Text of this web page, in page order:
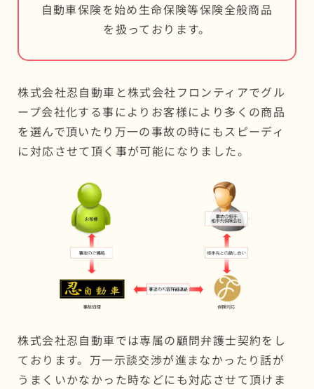
自動車保険を始め生命保険等保険全般商品
を扱っております。
株式会社忍自動車と株式会社フロンティアでグル
ープ会社化する事によりお客様により多くの商品
を選んで頂いたり万一の事故の時にもスピーディ
に対応させて頂く事が可能になりました。
株式会社忍自動車では専属の顧問弁護士契約をし
ております。万一示談交渉が進まなかったり話が
うまくいかなかった時などにも対応させて頂けま